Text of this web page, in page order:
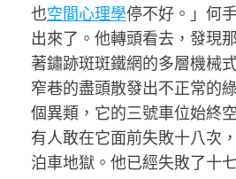
也空間心理學停不好。」何
出來了。他轉頭看去，發現
著鏽跡斑斑鐵網的多層機械
窄巷的盡頭散發出不正常的
個異類，它的三號車位始終
有人敢在它面前失敗十八次
泊車地獄。他已經失敗了十